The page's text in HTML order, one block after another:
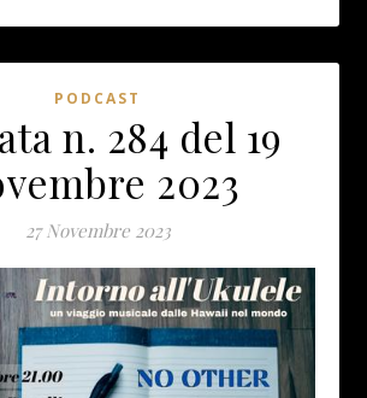
PODCAST
n. 284 del 19
2023
27 Novembre 2023